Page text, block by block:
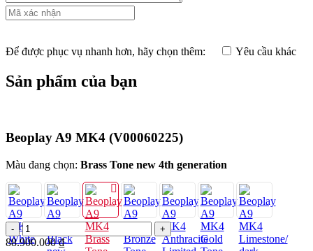
Để được phục vụ nhanh hơn, hãy chọn thêm: Yêu cầu khác
Sản phẩm của bạn
Beoplay A9 MK4 (V00060225)
Màu đang chọn: Brass Tone new 4th generation
88.900.000 ₫